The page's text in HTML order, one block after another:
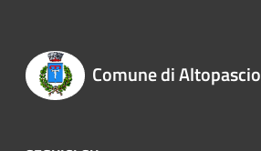
Comune di Altopascio